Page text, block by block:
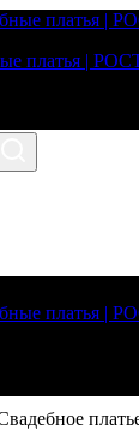
платья |